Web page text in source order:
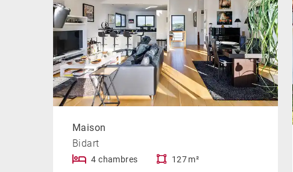
Maison
Bidart
4 chambres 127 m²